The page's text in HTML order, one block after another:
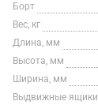
Борт
Вес, кг
Длина, мм
Высота, мм
Ширина, мм
Выдвижные ящики